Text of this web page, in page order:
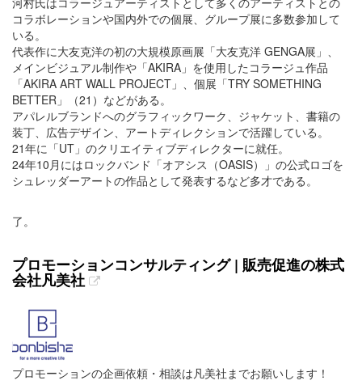
コラボレーションや国内外での個展、グループ展に多数参加して
いる。
代表作に大友克洋の初の大規模原画展「大友克洋‬ GENGA展」、
メインビジュアル制作や「AKIRA」を使用したコラージュ作品
「AKIRA ART WALL‬ PROJECT」、個展「TRY SOMETHING
BETTER」（21）などがある。
アパレルブランドへ‬のグラフィックワーク、ジャケット、書籍の
装丁、広告デザイン、アートディレクションで活躍している。
21‬年に「UT」のクリエイティブディレクターに就任。
‬24年10月にはロックバンド「オアシス（OASIS）」の公式ロゴを
シュレッダーアートの作品として発表するなど多才である。
了。
プロモーションコンサルティング | 販売促進の株式
会社凡美社
プロモーションの企画依頼・相談は凡美社までお願いします！